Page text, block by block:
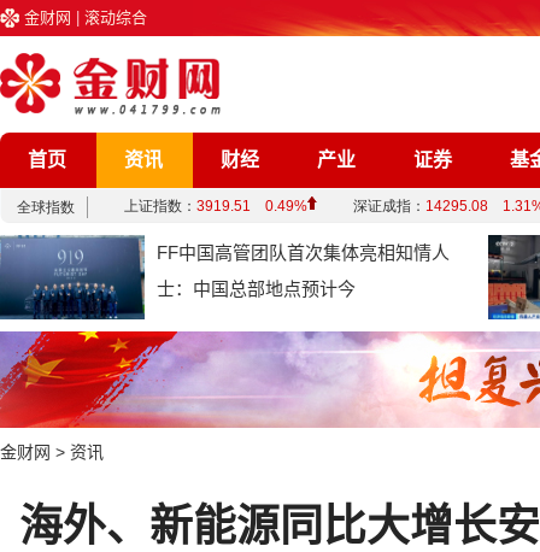
金财网 滚动综合
首页 资讯 财经 产业 证券 基
企业 文化 娱乐
综合
FF中国高管团队首次集体亮相知情人
士：中国总部地点预计今
金财网 > 资讯
海外、新能源同比大增长